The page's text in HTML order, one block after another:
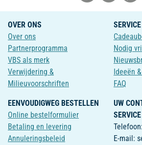
OVER ONS
Over ons
Partnerprogramma
VBS als merk
Verwijdering &
Milieuvoorschriften
SERVICE
Nodig
Ideeën
FAQ
EENVOUDIGWEG BESTELLEN
Online bestelformulier
Betaling en levering
Annuleringsbeleid
UW
SERVICE
E-mail: